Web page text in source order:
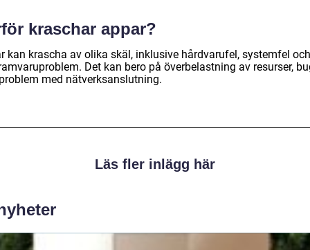
kraschar appar?
kan krascha av olika skäl, inklusive hårdvarufel, systemfel och
Det kan bero på överbelastning av resurser,
med nätverksanslutning.
Läs fler inlägg här